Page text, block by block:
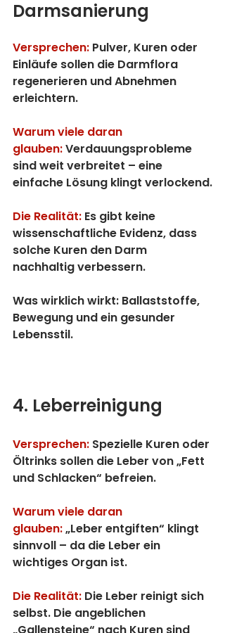
Darmsanierung
Versprechen: Pulver, Kuren oder
Einläufe sollen die Darmflora
regenerieren und Abnehmen
erleichtern.
Warum viele daran
glauben: Verdauungsprobleme
sind weit verbreitet – eine
einfache Lösung klingt verlockend.
Die Realität: Es gibt keine
wissenschaftliche Evidenz, dass
solche Kuren den Darm
nachhaltig verbessern.
Was wirklich wirkt: Ballaststoffe,
Bewegung und ein gesunder
Lebensstil.
4. Leberreinigung
Versprechen: Spezielle Kuren oder
Öltrinks sollen die Leber von „Fett
und Schlacken“ befreien.
Warum viele daran
glauben: „Leber entgiften“ klingt
sinnvoll – da die Leber ein
wichtiges Organ ist.
Die Realität: Die Leber reinigt sich
selbst. Die angeblichen